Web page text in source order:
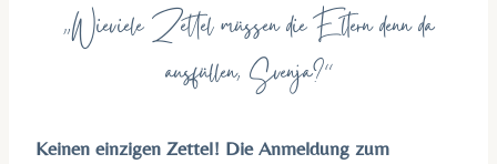
„Wieviele Zettel müssen die Eltern denn da
ausfüllen, Svenja?“
Keinen einzigen Zettel! Die Anmeldung zum